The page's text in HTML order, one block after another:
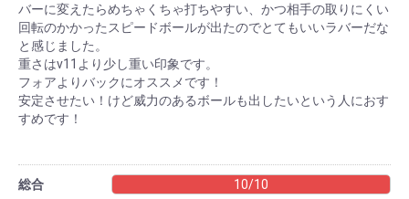
バーに変えたらめちゃくちゃ打ちやすい、かつ相手の取りにくい
回転のかかったスピードボールが出たのでとてもいいラバーだな
と感じました。
重さはv11より少し重い印象です。
フォアよりバックにオススメです！
安定させたい！けど威力のあるボールも出したいという人におす
すめです！
総合 10/10